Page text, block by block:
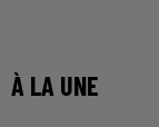
À LA UNE